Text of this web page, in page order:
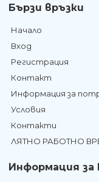
Бързи връзки
Начало
Вход
Регистрация
Контакт
Информация за
Условия
Контакти
ЛЯТНО РАБОТНО
Информация